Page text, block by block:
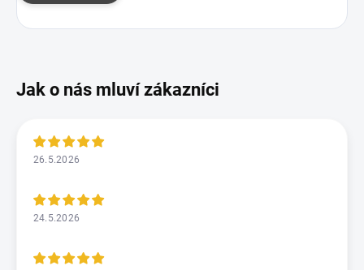
26.5.2026
24.5.2026